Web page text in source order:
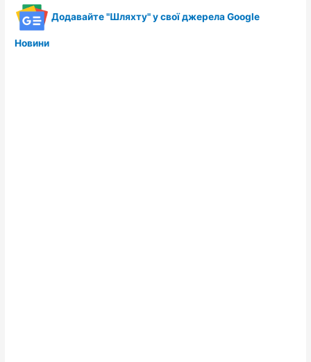
Додавайте "Шляхту" у свої джерела Google
Новини